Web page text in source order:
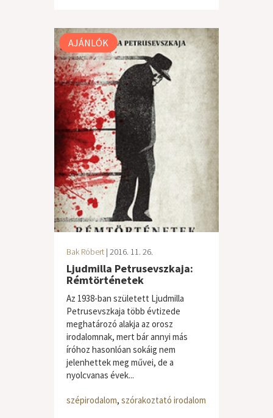
AJÁNLÓK
Bak Róbert | 2016. 11. 26.
Ljudmilla Petrusevszkaja:
Rémtörténetek
Az 1938-ban született Ljudmilla
Petrusevszkaja több évtizede
meghatározó alakja az orosz
irodalomnak, mert bár annyi más
íróhoz hasonlóan sokáig nem
jelenhettek meg művei, de a
nyolcvanas évek...
szépirodalom, szórakoztató irodalom